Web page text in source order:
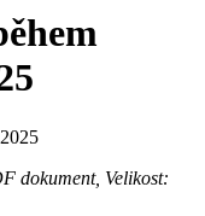
dokument, Velikost: